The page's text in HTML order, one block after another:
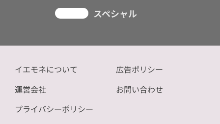
スペシャル
イエモネについて
運営会社
プライバシーポリシー
広告ポリシー
お問い合わせ